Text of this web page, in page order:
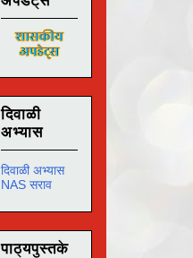
दिवाळी
अभ्यास
दिवाळी अभ्यास
NAS सराव
पाठ्यपुस्तके